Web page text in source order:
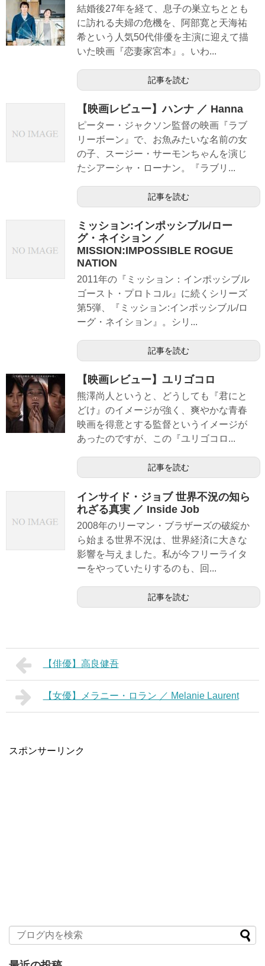
結婚後27年を経て、息子の巣立ちととも
に訪れる夫婦の危機を、阿部寛と天海祐
希という人気50代俳優を主演に迎えて描
いた映画『恋妻家宮本』。いわ...
記事を読む
【映画レビュー】ハンナ ／ Hanna
ピーター・ジャクソン監督の映画『ラブ
リーボーン』で、お魚みたいな名前の女
の子、スージー・サーモンちゃんを演じ
たシアーシャ・ローナン。『ラブリ...
記事を読む
ミッション:インポッシブル/ロー
グ・ネイション ／
MISSION:IMPOSSIBLE ROGUE
NATION
2011年の『ミッション：インポッシブル
ゴースト・プロトコル』に続くシリーズ
第5弾、『ミッション:インポッシブル/ロ
ーグ・ネイション』。シリ...
記事を読む
【映画レビュー】ユリゴコロ
熊澤尚人というと、どうしても『君にと
どけ』のイメージが強く、爽やかな青春
映画を得意とする監督というイメージが
あったのですが、この『ユリゴコロ...
記事を読む
インサイド・ジョブ 世界不況の知ら
れざる真実 ／ Inside Job
2008年のリーマン・ブラザーズの破綻か
ら始まる世界不況は、世界経済に大きな
影響を与えました。私が今フリーライタ
ーをやっていたりするのも、回...
記事を読む
【俳優】高良健吾
【女優】メラニー・ロラン ／ Melanie Laurent
スポンサーリンク